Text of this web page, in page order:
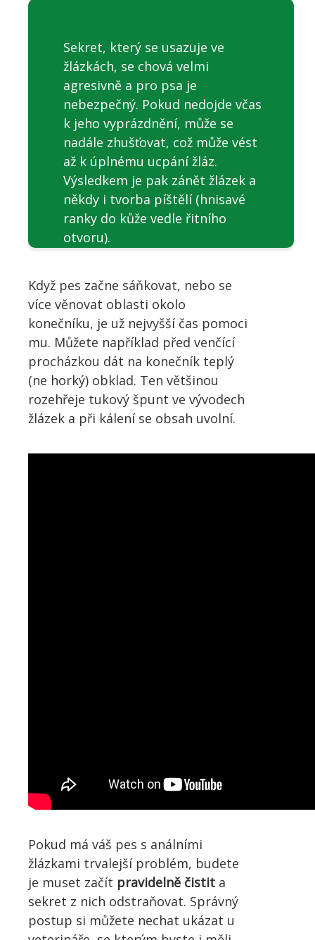
Sekret, který se usazuje ve
žlázkách, se chová velmi
agresivně a pro psa je
nebezpečný. Pokud nedojde včas
k jeho vyprázdnění, může se
nadále zhušťovat, což může vést
až k úplnému ucpání žláz.
Výsledkem je pak zánět žlázek a
někdy i tvorba píštělí (hnisavé
ranky do kůže vedle řitního
otvoru).
Když pes začne sáňkovat, nebo se
více věnovat oblasti okolo
konečníku, je už nejvyšší čas pomoci
mu. Můžete například před venčící
procházkou dát na konečník teplý
(ne horký) obklad. Ten většinou
rozehřeje tukový špunt ve vývodech
žlázek a při kálení se obsah uvolní.
Pokud má váš pes s análními
žlázkami trvalejší problém, budete
je muset začít pravidelně čistit a
sekret z nich odstraňovat. Správný
postup si můžete nechat ukázat u